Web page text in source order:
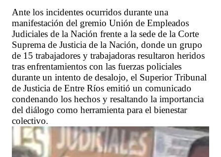
Ante los incidentes ocurridos durante una
manifestación del gremio Unión de Empleados
Judiciales de la Nación frente a la sede de la Corte
Suprema de Justicia de la Nación, donde un grupo
de 15 trabajadores y trabajadoras resultaron heridos
tras enfrentamientos con las fuerzas policiales
durante un intento de desalojo, el Superior Tribunal
de Justicia de Entre Ríos emitió un comunicado
condenando los hechos y resaltando la importancia
del diálogo como herramienta para el bienestar
colectivo.